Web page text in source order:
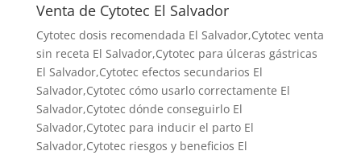
Venta de Cytotec El Salvador
Cytotec dosis recomendada El Salvador,Cytotec venta
sin receta El Salvador,Cytotec para úlceras gástricas
El Salvador,Cytotec efectos secundarios El
Salvador,Cytotec cómo usarlo correctamente El
Salvador,Cytotec dónde conseguirlo El
Salvador,Cytotec para inducir el parto El
Salvador,Cytotec riesgos y beneficios El